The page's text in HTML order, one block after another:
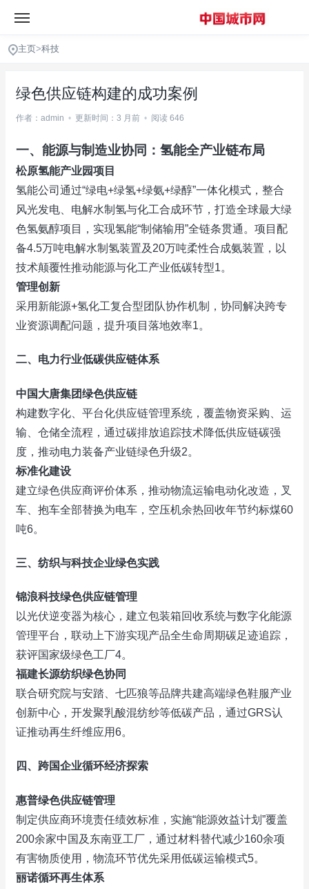
主页>科技
绿色供应链构建的成功案例
作者：admin • 更新时间：3 月前 • 阅读 646
一、‌ 能源与制造业协同：氢能全产业链布局
松原氢能产业园项目
氢能公司通过“绿电+绿氢+绿氨+绿醇”一体化模式，整合
风光发电、电解水制氢与化工合成环节，打造全球最大绿
色氢氨醇项目，实现氢能“制储输用”全链条贯通。项目配
备4.5万吨电解水制氢装置及20万吨柔性合成氨装置，以
技术颠覆性推动能源与化工产业低碳转型‌1。
管理创新
采用新能源+氢化工复合型团队协作机制，协同解决跨专
业资源调配问题，提升项目落地效率‌1。
二、‌ 电力行业低碳供应链体系
中国大唐集团绿色供应链
构建数字化、平台化供应链管理系统，覆盖物资采购、运
输、仓储全流程，通过碳排放追踪技术降低供应链碳强
度，推动电力装备产业链绿色升级‌2。
标准化建设
建立绿色供应商评价体系，推动物流运输电动化改造，叉
车、抱车全部替换为电车，空压机余热回收年节约标煤60
吨‌6。
三、‌ 纺织与科技企业绿色实践
锦浪科技绿色供应链管理
以光伏逆变器为核心，建立包装箱回收系统与数字化能源
管理平台，联动上下游实现产品全生命周期碳足迹追踪，
获评国家级绿色工厂‌4。
福建长源纺织绿色协同
联合研究院与安踏、七匹狼等品牌共建高端绿色鞋服产业
创新中心，开发聚乳酸混纺纱等低碳产品，通过GRS认
证推动再生纤维应用‌6。
四、‌ 跨国企业循环经济探索
惠普绿色供应链管理
制定供应商环境责任绩效标准，实施“能源效益计划”覆盖
200余家中国及东南亚工厂，通过材料替代减少160余项
有害物质使用，物流环节优先采用低碳运输模式‌5。
丽诺循环再生体系